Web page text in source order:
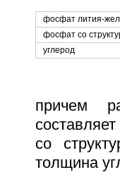
фосфат лития-
фосфат со
углерод
причем
со
толщина